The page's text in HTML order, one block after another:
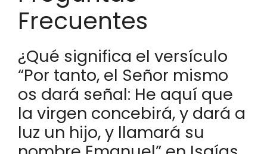
Frecuentes
¿Qué significa el versículo
“Por tanto, el Señor mismo
os dará señal: He aquí que
la virgen concebirá, y dará a
luz un hijo, y llamará su